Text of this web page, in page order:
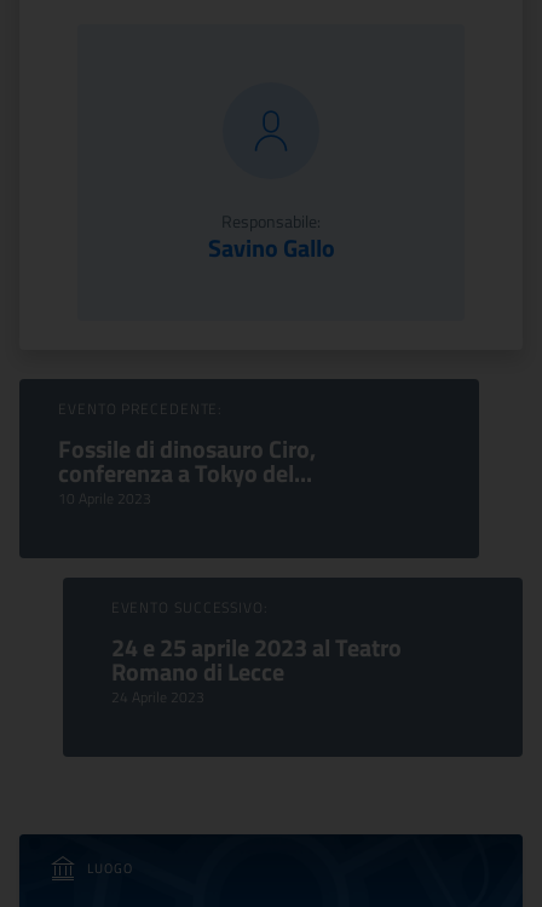
Responsabile:
Savino Gallo
Sfoglia Eventi
EVENTO PRECEDENTE:
Fossile di dinosauro Ciro,
conferenza a Tokyo del...
10 Aprile 2023
EVENTO SUCCESSIVO:
24 e 25 aprile 2023 al Teatro
Romano di Lecce
24 Aprile 2023
LUOGO